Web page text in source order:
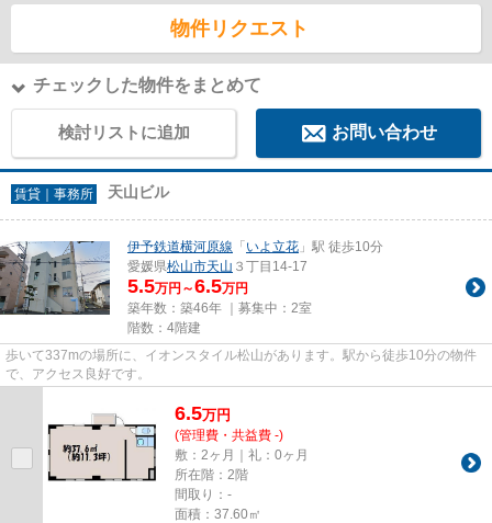
物件リクエスト
チェックした物件をまとめて
検討リストに追加 お問い合わせ
賃貸｜事務所 天山ビル
伊予鉄道横河原線 「 いよ立花 」駅 徒歩10分
愛媛県松山市天山 ３丁目14-17
5.5万円～6.5万円
築年数：築46年 ｜募集中： 2室
階数：4階建
歩いて337mの場所に、イオンスタイル松山があります。駅から徒歩10分の物件
で、アクセス良好です。
6.5万円
(管理費・共益費 -)
敷：2ヶ月｜礼：0ヶ月
所在階：2階
間取り：-
面積：37.60㎡